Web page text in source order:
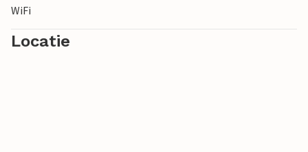
WiFi
Locatie